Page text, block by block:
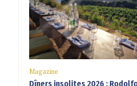
Magazine
Dîners insolites 2026 :